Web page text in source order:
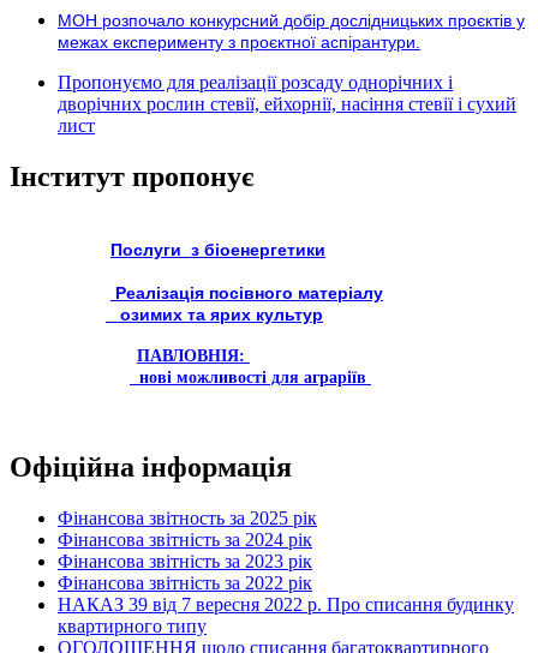
МОН розпочало конкурсний добір дослідницьких проєктів у
межах експерименту з проєктної аспірантури.
Пропонуємо для реалізації розсаду однорічних і
дворічних рослин стевії, ейхорнії, насіння стевії і сухий
лист
Інститут пропонує
Послуги з біоенергетики
Реалізація посівного матеріалу
озимих та ярих культур
ПАВЛОВНІЯ:
нові можливості для аграріїв
Офіційна інформація
Фінансова звітность за 2025 рік
Фінансова звітність за 2024 рік
Фінансова звітність за 2023 рік
Фінансова звітність за 2022 рік
НАКАЗ 39 від 7 вересня 2022 р. Про списання будинку
квартирного типу
ОГОЛОШЕННЯ щодо списання багатоквартирного